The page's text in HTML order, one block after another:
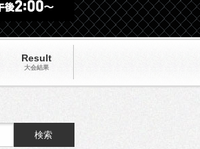
Result
大会結果